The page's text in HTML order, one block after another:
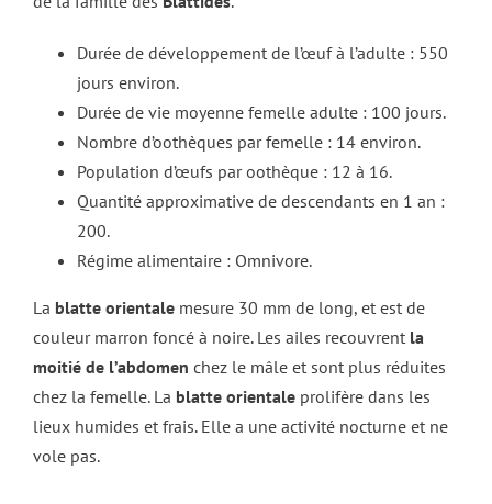
Durée de développement de l’œuf à l’adulte : 550
jours environ.
Durée de vie moyenne femelle adulte : 100 jours.
Nombre d’oothèques par femelle : 14 environ.
Population d’œufs par oothèque : 12 à 16.
Quantité approximative de descendants en 1 an :
200.
Régime alimentaire : Omnivore.
La blatte orientale mesure 30 mm de long, et est de
couleur marron foncé à noire. Les ailes recouvrent la
moitié de l’abdomen chez le mâle et sont plus réduites
chez la femelle. La blatte orientale prolifère dans les
lieux humides et frais. Elle a une activité nocturne et ne
vole pas.